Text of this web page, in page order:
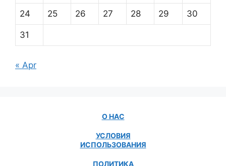
24 25 26 27 28 29 30
31
« Apr
О НАС
УСЛОВИЯ
ИСПОЛЬЗОВАНИЯ
ПОЛИТИКА